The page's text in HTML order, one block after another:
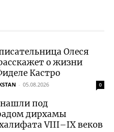
Олеся
о жизни
Кастро
- 05.08.2026 0
под
дирхамы
VIII–IX веков